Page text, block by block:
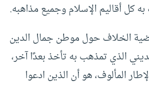
كل أقاليم الإسلام وجميع مذاهبه.
الخلاف حول موطن جمال الدين
الذي تمذهب به تأخذ بعدًا آخر،
المألوف، هو أن الذين ادعوا